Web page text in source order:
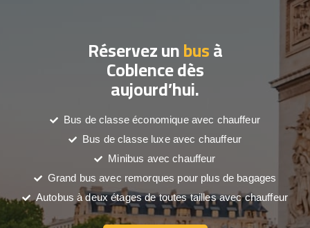
Réservez unbusà
Coblence dès
aujourd’hui.
Bus de classe économique avec chauffeur
Bus de classe luxe avec chauffeur
Minibus avec chauffeur
Grand bus avec remorques pour plus de bagages
Autobus à deux étages de toutes tailles avec chauffeur